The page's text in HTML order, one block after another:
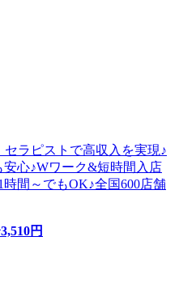
セラピストで高収入を実現♪
心♪Wワーク&短時間入店
間～でもOK♪全国600店舗
3,510円